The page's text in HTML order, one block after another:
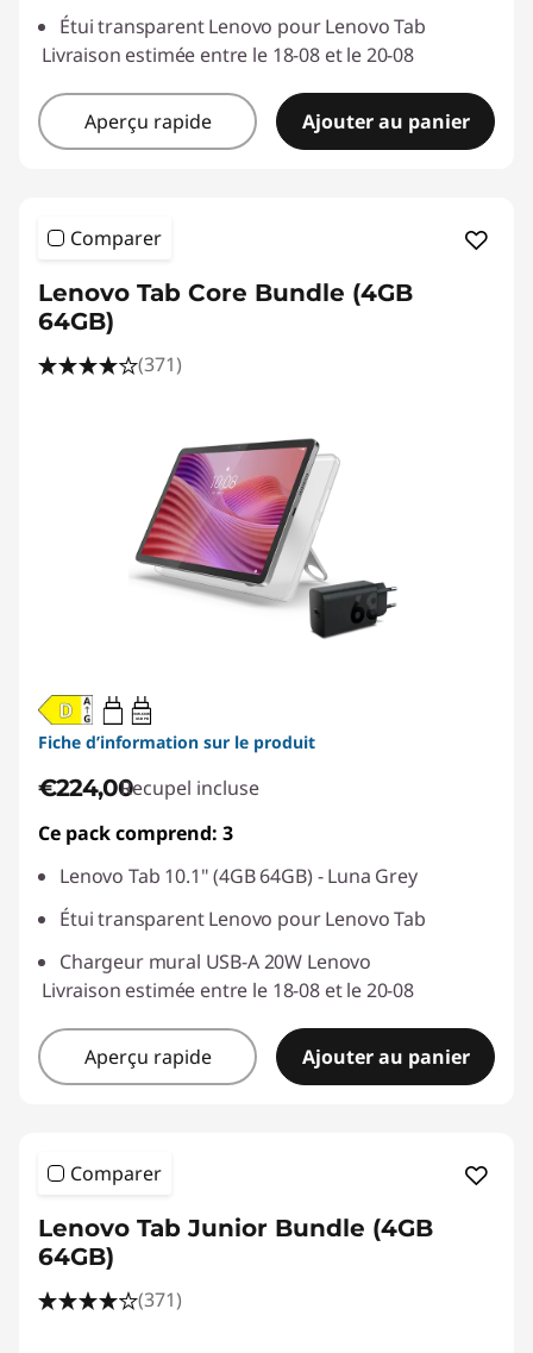
Étui transparent Lenovo pour Lenovo Tab
Livraison estimée entre le 18-08 et le 20-08
Aperçu rapide Ajouter au panier
Comparer
Lenovo Tab Core Bundle (4GB
64GB)
(371)
20W-60W
USB PD
Fiche d’information sur le produit
€224,00Recupel incluse
Ce pack comprend: 3
Lenovo Tab 10.1" (4GB 64GB) - Luna Grey
Étui transparent Lenovo pour Lenovo Tab
Chargeur mural USB-A 20W Lenovo
Livraison estimée entre le 18-08 et le 20-08
Aperçu rapide Ajouter au panier
Comparer
Lenovo Tab Junior Bundle (4GB
64GB)
(371)